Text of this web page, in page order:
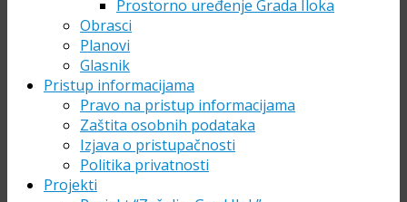
Prostorno uređenje Grada Iloka
Obrasci
Planovi
Glasnik
Pristup informacijama
Pravo na pristup informacijama
Zaštita osobnih podataka
Izjava o pristupačnosti
Politika privatnosti
Projekti